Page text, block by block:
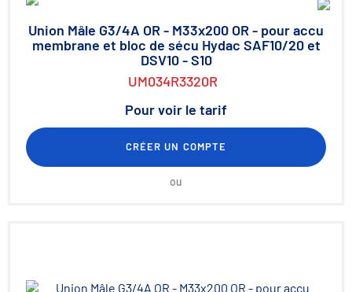
Union Mâle G3/4A OR - M33x200 OR - pour accu
membrane et bloc de sécu Hydac SAF10/20 et
DSV10 - S10
UM034R3320R
Pour voir le tarif
CRÉER UN COMPTE
ou